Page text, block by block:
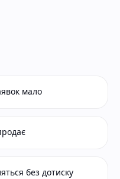
мало
без дотиску